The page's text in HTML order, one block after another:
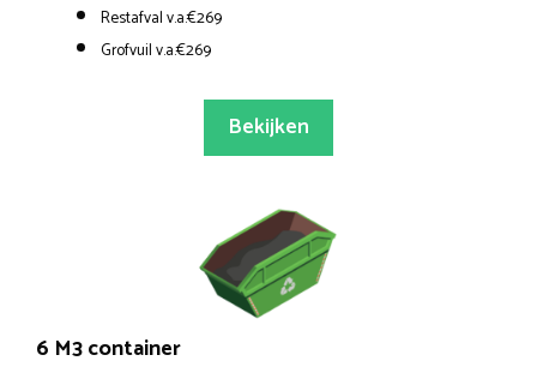
Restafval v.a.€269
Grofvuil v.a.€269
Bekijken
6 M3 container